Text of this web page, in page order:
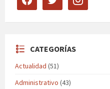
CATEGORÍAS
Actualidad (51)
Administrativo (43)